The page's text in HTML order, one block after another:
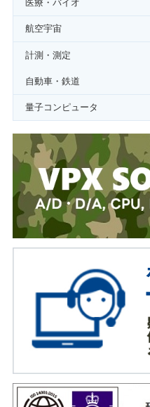
医療・バイオ
航空宇宙
計測・測定
自動車・鉄道
量子コンピュータ